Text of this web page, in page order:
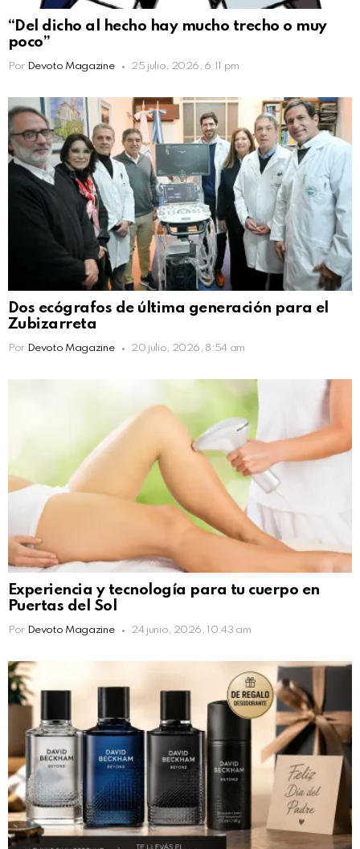
“Del dicho al hecho hay mucho trecho o muy
poco”
Por Devoto Magazine 25 julio, 2026, 6:11 pm
Dos ecógrafos de última generación para el
Zubizarreta
Por Devoto Magazine 20 julio, 2026, 8:54 am
Experiencia y tecnología para tu cuerpo en
Puertas del Sol
Por Devoto Magazine 24 junio, 2026, 10:43 am